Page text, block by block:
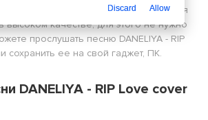
Love cover бесплатно без выполнения
высоком качестве, для этого не нужно
прослушать песню DANELIYA - RIP
сохранить ее на свой гаджет, ПК.
DANELIYA - RIP Love cover
Discard Allow